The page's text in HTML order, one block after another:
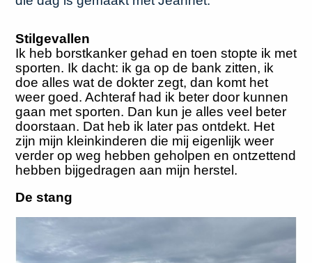
Stilgevallen
Ik heb borstkanker gehad en toen stopte ik met
sporten. Ik dacht: ik ga op de bank zitten, ik
doe alles wat de dokter zegt, dan komt het
weer goed. Achteraf had ik beter door kunnen
gaan met sporten. Dan kun je alles veel beter
doorstaan. Dat heb ik later pas ontdekt. Het
zijn mijn kleinkinderen die mij eigenlijk weer
verder op weg hebben geholpen en ontzettend
hebben bijgedragen aan mijn herstel.
De stang